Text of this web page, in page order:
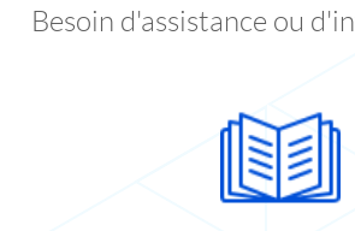
Besoin d'assistance ou